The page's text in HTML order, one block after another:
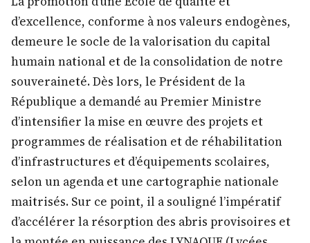
d’excellence, conforme à nos valeurs endogènes,
demeure le socle de la valorisation du capital
humain national et de la consolidation de notre
souveraineté. Dès lors, le Président de la
République a demandé au Premier Ministre
d’intensifier la mise en œuvre des projets et
programmes de réalisation et de réhabilitation
d’infrastructures et d’équipements scolaires,
selon un agenda et une cartographie nationale
maitrisés. Sur ce point, il a souligné l’impératif
d’accélérer la résorption des abris provisoires et